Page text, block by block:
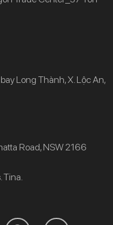
Long Thành, X. Lộc An,
Road, NSW 2166
Tina.